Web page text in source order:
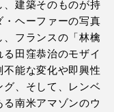
建築そのものが持
ヘーファーの写真
フランスの「林檎
田窪恭治のモザイ
能な変化や即興性
グ、そして、レンベ
南米アマゾンのウ